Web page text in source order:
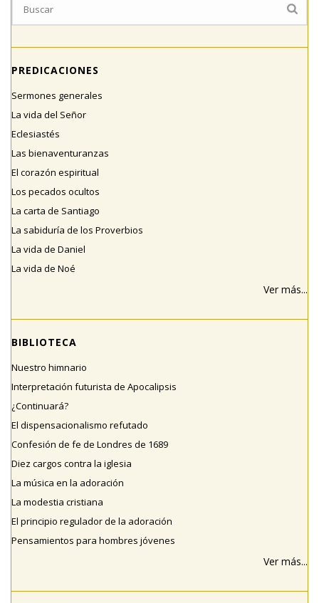
PREDICACIONES
Sermones generales
La vida del Señor
Eclesiastés
Las bienaventuranzas
El corazón espiritual
Los pecados ocultos
La carta de Santiago
La sabiduría de los Proverbios
La vida de Daniel
La vida de Noé
Ver más...
BIBLIOTECA
Nuestro himnario
Interpretación futurista de Apocalipsis
¿Continuará?
El dispensacionalismo refutado
Confesión de fe de Londres de 1689
Diez cargos contra la iglesia
La música en la adoración
La modestia cristiana
El principio regulador de la adoración
Pensamientos para hombres jóvenes
Ver más...